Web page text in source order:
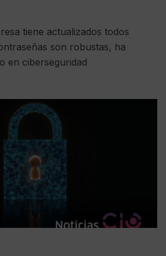
tiene actualizados todos
son robustas, ha
en ciberseguridad